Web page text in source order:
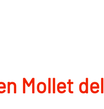
Mollet del